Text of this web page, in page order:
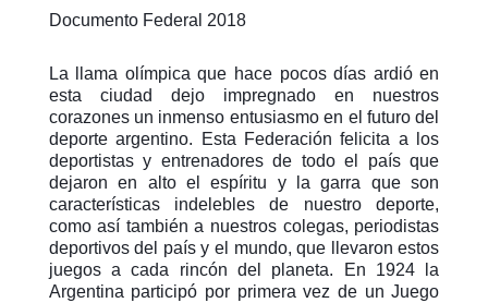
Documento Federal 2018
La llama olímpica que hace pocos días ardió en
esta ciudad dejo impregnado en nuestros
corazones un inmenso entusiasmo en el futuro del
deporte argentino. Esta Federación felicita a los
deportistas y entrenadores de todo el país que
dejaron en alto el espíritu y la garra que son
características indelebles de nuestro deporte,
como así también a nuestros colegas, periodistas
deportivos del país y el mundo, que llevaron estos
juegos a cada rincón del planeta. En 1924 la
Argentina participó por primera vez de un Juego